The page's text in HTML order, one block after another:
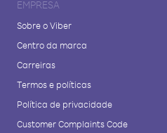
EMPRESA
Sobre o Viber
Centro da marca
Carreiras
Termos e políticas
Política de privacidade
Customer Complaints Code